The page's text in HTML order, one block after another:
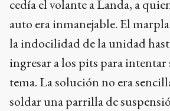
cedía el volante a Landa, a
auto era inmanejable. El
la indocilidad de la unidad
ingresar a los pits para
tema. La solución no era
soldar una parrilla de